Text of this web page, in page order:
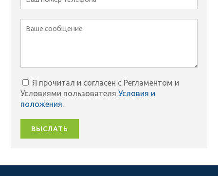
Я прочитал и согласен с Регламентом и
Условиями пользователяУсловия и
положения.
ВЫСЛАТЬ